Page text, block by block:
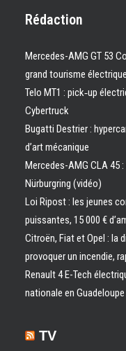
Rédaction
Mercedes-AMG GT 53
grand tourisme électrique
Telo MT1 : pick‑up
Cybertruck
Bugatti Destrier :
d’art mécanique
Mercedes-AMG CLA 45 :
Nürburgring (vidéo)
Loi Ripost : les jeunes
puissantes, 15 000 €
Citroën, Fiat et Opel : la
provoquer un incendie,
Renault 4 E-Tech
nationale en Guadeloupe
TV